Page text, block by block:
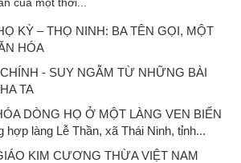
KỲ – THỌ NINH: BA TÊN GỌI, MỘT
HÓA
- SUY NGẪM TỪ NHỮNG BÀI
TA
DÒNG HỌ Ở MỘT LÀNG VEN BIỂN
hợp làng Lễ Thần, xã Thái Ninh, tỉnh...
KIM CƯƠNG THỪA VIỆT NAM